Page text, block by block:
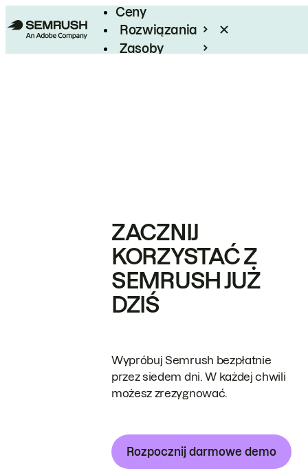
Ceny
Rozwiązania
Zasoby
ZACZNIJ
KORZYSTAĆ Z
SEMRUSH JUŻ
DZIŚ
Wypróbuj Semrush bezpłatnie
przez siedem dni. W każdej chwili
możesz zrezygnować.
Rozpocznij darmowe demo